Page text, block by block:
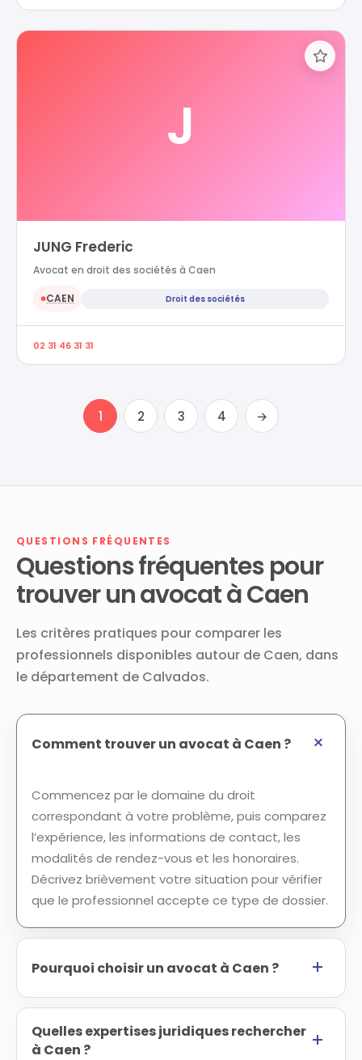
J
JUNG Frederic
Avocat en droit des sociétés à Caen
●CAEN Droit des sociétés
02 31 46 31 31
1 2 3 4 →
QUESTIONS FRÉQUENTES
Questions fréquentes pour
trouver un avocat à Caen
Les critères pratiques pour comparer les
professionnels disponibles autour de Caen, dans
le département de Calvados.
Comment trouver un avocat à Caen ?
Commencez par le domaine du droit
correspondant à votre problème, puis comparez
l’expérience, les informations de contact, les
modalités de rendez-vous et les honoraires.
Décrivez brièvement votre situation pour vérifier
que le professionnel accepte ce type de dossier.
Pourquoi choisir un avocat à Caen ?
Quelles expertises juridiques rechercher
à Caen ?